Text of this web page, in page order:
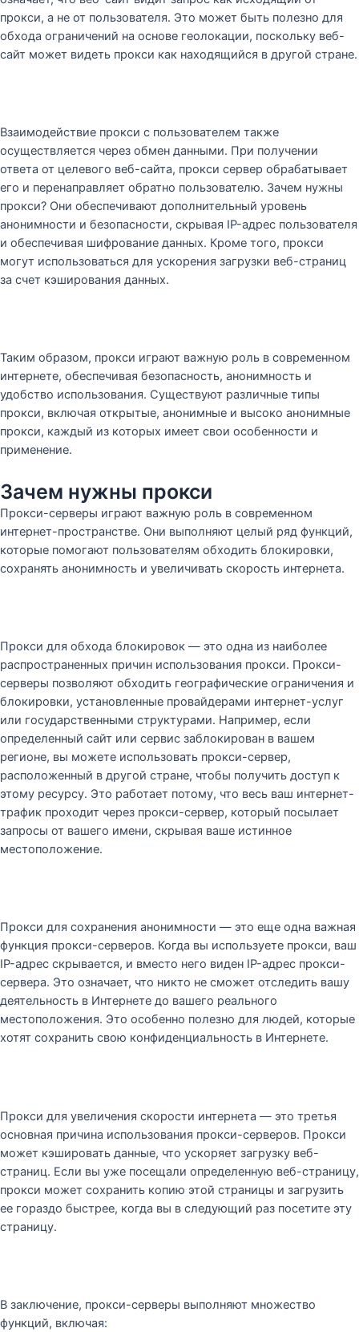
прокси, а не от пользователя. Это может быть полезно для
обхода ограничений на основе геолокации, поскольку веб-
сайт может видеть прокси как находящийся в другой стране.
Взаимодействие прокси с пользователем также
осуществляется через обмен данными. При получении
ответа от целевого веб-сайта, прокси сервер обрабатывает
его и перенаправляет обратно пользователю. Зачем нужны
прокси? Они обеспечивают дополнительный уровень
анонимности и безопасности, скрывая IP-адрес пользователя
и обеспечивая шифрование данных. Кроме того, прокси
могут использоваться для ускорения загрузки веб-страниц
за счет кэширования данных.
Таким образом, прокси играют важную роль в современном
интернете, обеспечивая безопасность, анонимность и
удобство использования. Существуют различные типы
прокси, включая открытые, анонимные и высоко анонимные
прокси, каждый из которых имеет свои особенности и
применение.
Зачем нужны прокси
Прокси-серверы играют важную роль в современном
интернет-пространстве. Они выполняют целый ряд функций,
которые помогают пользователям обходить блокировки,
сохранять анонимность и увеличивать скорость интернета.
Прокси для обхода блокировок — это одна из наиболее
распространенных причин использования прокси. Прокси-
серверы позволяют обходить географические ограничения и
блокировки, установленные провайдерами интернет-услуг
или государственными структурами. Например, если
определенный сайт или сервис заблокирован в вашем
регионе, вы можете использовать прокси-сервер,
расположенный в другой стране, чтобы получить доступ к
этому ресурсу. Это работает потому, что весь ваш интернет-
трафик проходит через прокси-сервер, который посылает
запросы от вашего имени, скрывая ваше истинное
местоположение.
Прокси для сохранения анонимности — это еще одна важная
функция прокси-серверов. Когда вы используете прокси, ваш
IP-адрес скрывается, и вместо него виден IP-адрес прокси-
сервера. Это означает, что никто не сможет отследить вашу
деятельность в Интернете до вашего реального
местоположения. Это особенно полезно для людей, которые
хотят сохранить свою конфиденциальность в Интернете.
Прокси для увеличения скорости интернета — это третья
основная причина использования прокси-серверов. Прокси
может кэшировать данные, что ускоряет загрузку веб-
страниц. Если вы уже посещали определенную веб-страницу,
прокси может сохранить копию этой страницы и загрузить
ее гораздо быстрее, когда вы в следующий раз посетите эту
страницу.
В заключение, прокси-серверы выполняют множество
функций, включая: